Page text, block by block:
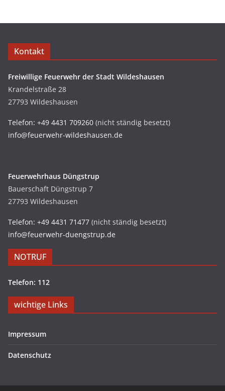
Kontakt
Freiwillige Feuerwehr der Stadt Wildeshausen
Krandelstraße 28
27793 Wildeshausen
Telefon: +49 4431 709260 (nicht ständig besetzt)
info@feuerwehr-wildeshausen.de
Feuerwehrhaus Düngstrup
Bauerschaft Düngstrup 7
27793 Wildeshausen
Telefon: +49 4431 71477 (nicht ständig besetzt)
info@feuerwehr-duengstrup.de
NOTRUF
Telefon: 112
wichtige Links
Impressum
Datenschutz